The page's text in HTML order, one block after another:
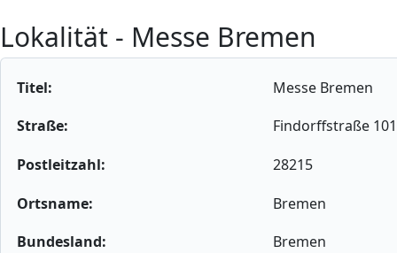
Lokalität - Messe Bremen
Titel:
Messe Bremen
Straße:
Findorffstraße 101
Postleitzahl:
28215
Ortsname:
Bremen
Bundesland:
Bremen